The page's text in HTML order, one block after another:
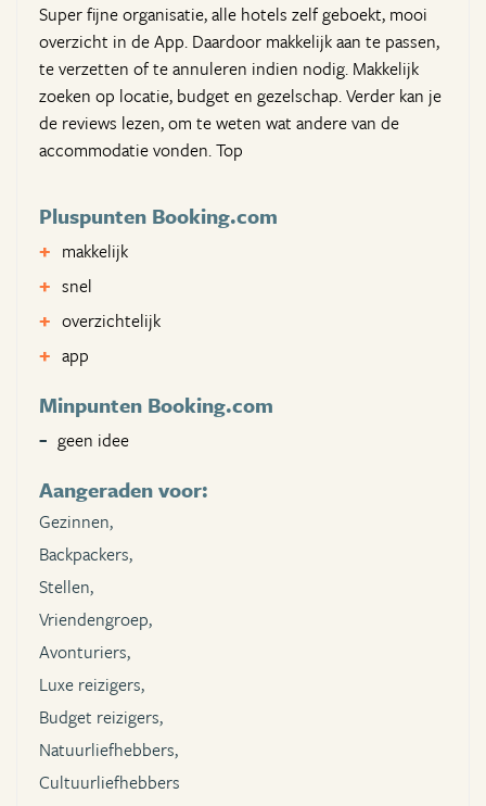
Super fijne organisatie, alle hotels zelf geboekt, mooi
overzicht in de App. Daardoor makkelijk aan te passen,
te verzetten of te annuleren indien nodig. Makkelijk
zoeken op locatie, budget en gezelschap. Verder kan je
de reviews lezen, om te weten wat andere van de
accommodatie vonden. Top
Pluspunten Booking.com
makkelijk
snel
overzichtelijk
app
Minpunten Booking.com
geen idee
Aangeraden voor:
Gezinnen,
Backpackers,
Stellen,
Vriendengroep,
Avonturiers,
Luxe reizigers,
Budget reizigers,
Natuurliefhebbers,
Cultuurliefhebbers